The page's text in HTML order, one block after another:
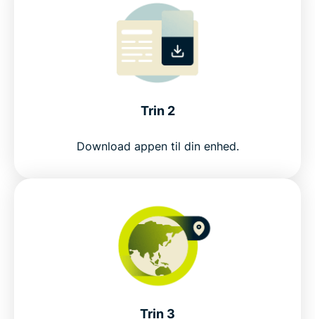
Ofte stillede spørgsmål om VPN til Japan
Servere over hele verden
Why choose ExpressVPN for Japan?
ExpressVPN vs. free VPNs in Japan
Japan server locations
Trin 2
Download appen til din enhed.
Trin 3